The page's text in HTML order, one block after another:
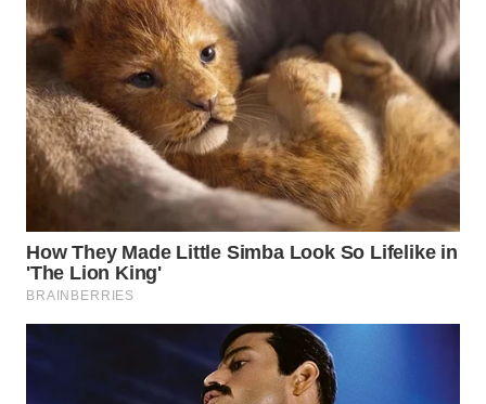
SULSEL
WN
GORONTALO
WN
SULUT
WN
MALUKU